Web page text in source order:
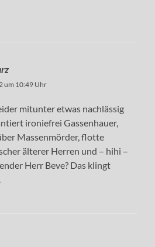
um 10:49 Uhr
mitunter etwas nachlässig
ironiefrei Gassenhauer,
Massenmörder, flotte
älterer Herren und – hihi –
Herr Beve? Das klingt